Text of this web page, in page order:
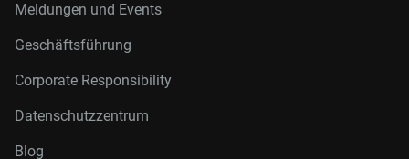
Meldungen und Events
Geschäftsführung
Corporate Responsibility
Datenschutzzentrum
Blog